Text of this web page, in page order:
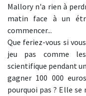
Mallory n'a rien à
matin face à un
commencer...
Que feriez-vous si
jeu pas comme
scientifique pendant
gagner 100 000
pourquoi pas ? Elle